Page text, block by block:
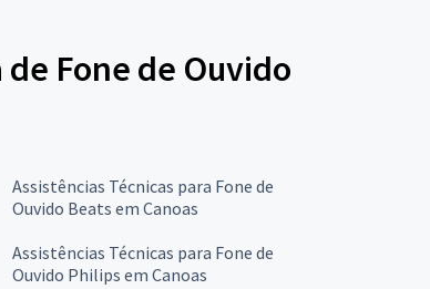
Fone de Ouvido
Assistências Técnicas para Fone de
Ouvido Beats em Canoas
Assistências Técnicas para Fone de
Ouvido Philips em Canoas